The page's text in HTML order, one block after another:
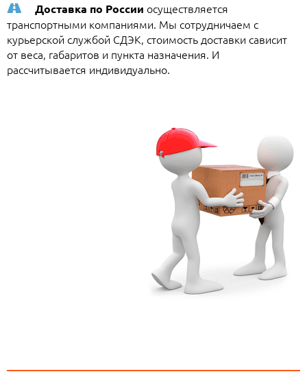
Доставка по России осуществляется
транспортными компаниями. Мы сотрудничаем с
курьерской службой СДЭК, стоимость доставки сависит
от веса, габаритов и пункта назначения. И
рассчитывается индивидуально.